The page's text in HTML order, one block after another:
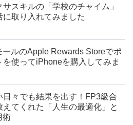
サスキルの「学校のチャイム」
に取り入れてみました
ールのApple Rewards Storeでポ
を使ってiPhoneを購入してみま
日々でも結果を出す！FP3級合
えてくれた「人生の最適化」と
術